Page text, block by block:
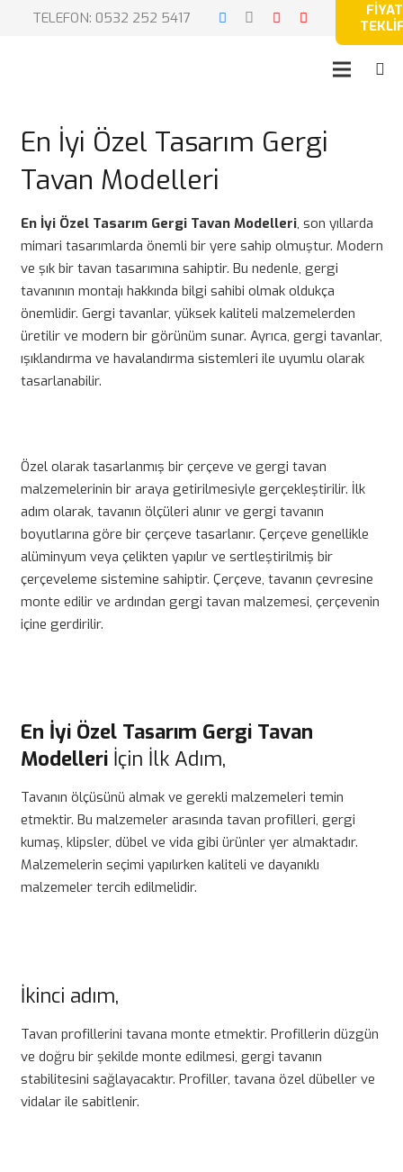
TELEFON: 0532 252 5417
FİYAT
En İyi Özel Tasarım Gergi
Tavan Modelleri
En İyi Özel Tasarım Gergi Tavan Modelleri, son yıllarda
mimari tasarımlarda önemli bir yere sahip olmuştur. Modern
ve şık bir tavan tasarımına sahiptir. Bu nedenle, gergi
tavanının montajı hakkında bilgi sahibi olmak oldukça
önemlidir. Gergi tavanlar, yüksek kaliteli malzemelerden
üretilir ve modern bir görünüm sunar. Ayrıca, gergi tavanlar,
ışıklandırma ve havalandırma sistemleri ile uyumlu olarak
tasarlanabilir.
Özel olarak tasarlanmış bir çerçeve ve gergi tavan
malzemelerinin bir araya getirilmesiyle gerçekleştirilir. İlk
adım olarak, tavanın ölçüleri alınır ve gergi tavanın
boyutlarına göre bir çerçeve tasarlanır. Çerçeve genellikle
alüminyum veya çelikten yapılır ve sertleştirilmiş bir
çerçeveleme sistemine sahiptir. Çerçeve, tavanın çevresine
monte edilir ve ardından gergi tavan malzemesi, çerçevenin
içine gerdirilir.
En İyi Özel Tasarım Gergi Tavan
Modelleri İçin İlk Adım,
Tavanın ölçüsünü almak ve gerekli malzemeleri temin
etmektir. Bu malzemeler arasında tavan profilleri, gergi
kumaş, klipsler, dübel ve vida gibi ürünler yer almaktadır.
Malzemelerin seçimi yapılırken kaliteli ve dayanıklı
malzemeler tercih edilmelidir.
İkinci adım,
Tavan profillerini tavana monte etmektir. Profillerin düzgün
ve doğru bir şekilde monte edilmesi, gergi tavanın
stabilitesini sağlayacaktır. Profiller, tavana özel dübeller ve
vidalar ile sabitlenir.